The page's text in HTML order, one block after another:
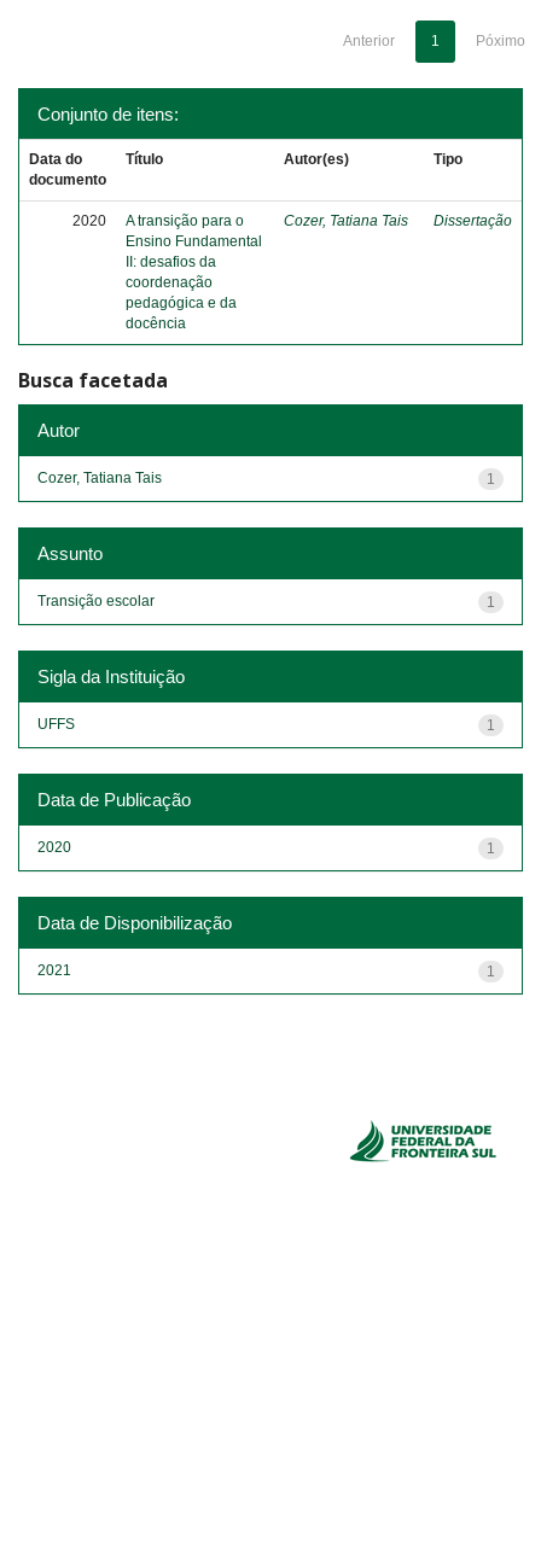
Anterior 1 Póximo
Conjunto de itens:
Data do
documento
Título Autor(es) Tipo
2020
A transição para o
Ensino Fundamental
II: desafios da
coordenação
pedagógica e da
docência
Cozer, Tatiana Tais Dissertação
Busca facetada
Autor
1
Cozer, Tatiana Tais
Assunto
1
Transição escolar
Sigla da Instituição
1
UFFS
Data de Publicação
1
2020
Data de Disponibilização
1
2021